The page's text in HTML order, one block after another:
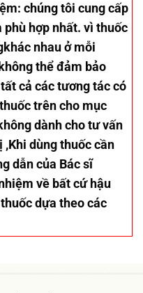
: chúng tôi cung cấp
hợp nhất. vì thuốc
nhau ở mỗi
thể đảm bảo
cả các tương tác có
trên cho mục
dành cho tư vấn
dùng thuốc cần
dẫn của Bác sĩ
về bất cứ hậu
dựa theo các